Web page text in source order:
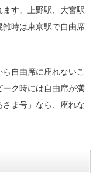
す。上野駅、大宮駅
時は東京駅で自由席
自由席に座れないこ
ーク時には自由席が満
ま号」なら、座れな